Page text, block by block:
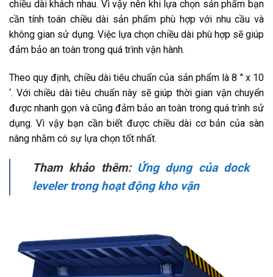
chiều dài khách nhau. Vì vậy nên khi lựa chọn sản phẩm bạn
cần tính toán chiều dài sản phẩm phù hợp với nhu cầu và
không gian sử dụng. Việc lựa chọn chiều dài phù hợp sẽ giúp
đảm bảo an toàn trong quá trình vận hành.
Theo quy định, chiều dài tiêu chuẩn của sản phẩm là 8 ″ x 10
‘. Với chiều dài tiêu chuẩn này sẽ giúp thời gian vận chuyển
được nhanh gọn và cũng đảm bảo an toàn trong quá trình sử
dụng. Vì vậy bạn cần biết được chiều dài cơ bản của sàn
nâng nhằm có sự lựa chọn tốt nhất.
Tham khảo thêm: Ứng dụng của dock
leveler trong hoạt động kho vận